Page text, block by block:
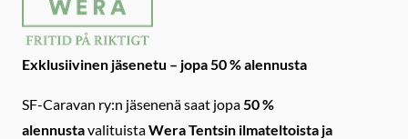
Exklusiivinen jäsenetu – jopa 50 % alennusta
SF-Caravan ry:n jäsenenä saat jopa50 %
alennustavalituistaWera Tentsin ilmateltoista ja